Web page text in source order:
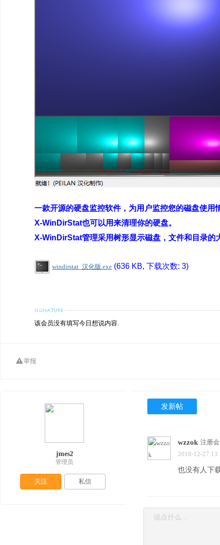
一款开源的硬盘监控软件，为用户监控您的磁盘使
X-WinDirStat也可以用来清理你的硬盘。
X-WinDirStat管理采用树形显示磁盘，文件和目录
windirstat_汉化版.exe (636 KB, 下载次数: 3)
该会员没有填写今日想说内容.
举报
发新帖
wzzok 注册
2018-12-27
也没有人下
jmes2
管理员
关注 私信